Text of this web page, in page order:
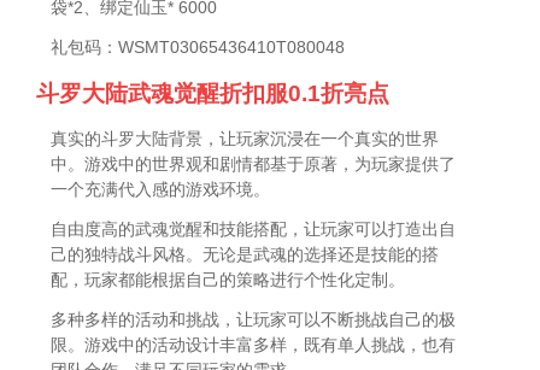
袋*2、绑定仙玉* 6000
礼包码：WSMT03065436410T080048
斗罗大陆武魂觉醒折扣服0.1折亮点
真实的斗罗大陆背景，让玩家沉浸在一个真实的世界
中。游戏中的世界观和剧情都基于原著，为玩家提供了
一个充满代入感的游戏环境。
自由度高的武魂觉醒和技能搭配，让玩家可以打造出自
己的独特战斗风格。无论是武魂的选择还是技能的搭
配，玩家都能根据自己的策略进行个性化定制。
多种多样的活动和挑战，让玩家可以不断挑战自己的极
限。游戏中的活动设计丰富多样，既有单人挑战，也有